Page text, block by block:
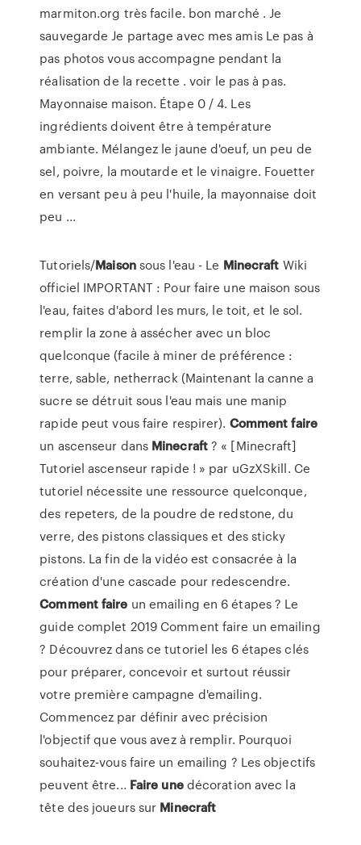
marmiton.org très facile. bon marché . Je
sauvegarde Je partage avec mes amis Le pas à
pas photos vous accompagne pendant la
réalisation de la recette . voir le pas à pas.
Mayonnaise maison. Étape 0 / 4. Les
ingrédients doivent être à température
ambiante. Mélangez le jaune d'oeuf, un peu de
sel, poivre, la moutarde et le vinaigre. Fouetter
en versant peu à peu l'huile, la mayonnaise doit
peu ...
Tutoriels/Maisonsous l'eau - Le Minecraft Wiki
officiel IMPORTANT : Pour faire une maison sous
l'eau, faites d'abord les murs, le toit, et le sol.
remplir la zone à assécher avec un bloc
quelconque (facile à miner de préférence :
terre, sable, netherrack (Maintenant la canne a
sucre se détruit sous l'eau mais une manip
rapide peut vous faire respirer). Comment faire
un ascenseur dans Minecraft? « [Minecraft]
Tutoriel ascenseur rapide ! » par uGzXSkill. Ce
tutoriel nécessite une ressource quelconque,
des repeters, de la poudre de redstone, du
verre, des pistons classiques et des sticky
pistons. La fin de la vidéo est consacrée à la
création d'une cascade pour redescendre.
Commentfaire un emailing en 6 étapes ? Le
guide complet 2019 Comment faire un emailing
? Découvrez dans ce tutoriel les 6 étapes clés
pour préparer, concevoir et surtout réussir
votre première campagne d'emailing.
Commencez par définir avec précision
l'objectif que vous avez à remplir. Pourquoi
souhaitez-vous faire un emailing ? Les objectifs
peuvent être... Faire unedécoration avec la
tête des joueurs sur Minecraft